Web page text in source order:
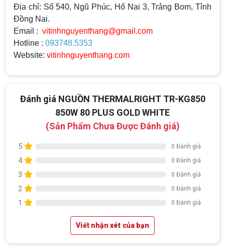
Địa chỉ: Số 540, Ngũ Phúc, Hố Nai 3, Trảng Bom, Tỉnh
Đồng Nai.
Email : vitinhnguyenthang@gmail.com
Hotline : 093748.5353
Website: vitinhnguyenthang.com
Đánh giá NGUỒN THERMALRIGHT TR-KG850
850W 80 PLUS GOLD WHITE
(Sản Phẩm Chưa Được Đánh giá)
5 0 Đánh giá
4 0 Đánh giá
3 0 Đánh giá
2 0 Đánh giá
1 0 Đánh giá
Viết nhận xét của bạn